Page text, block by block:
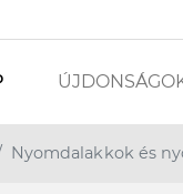
Nyomdalakkok és